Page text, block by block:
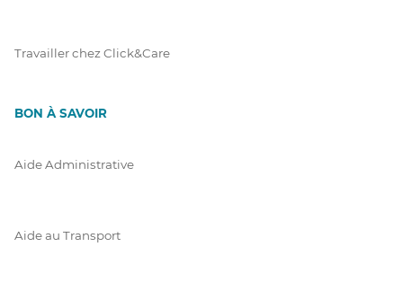
Travailler chez Click&Care
BON À SAVOIR
Aide Administrative
Aide au Transport